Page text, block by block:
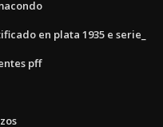
en plata 1935 e serie_
pff